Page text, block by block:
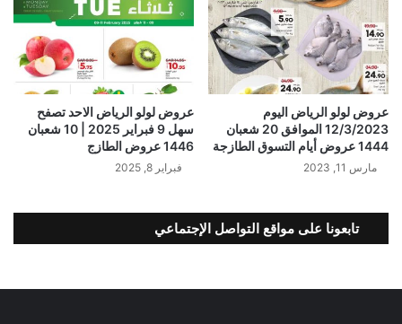
عروض لولو الرياض اليوم
12/3/2023 الموافق 20 شعبان
1444 عروض أيام التسوق الطازجة
مارس 11, 2023
عروض لولو الرياض الاحد تصفح
سهل 9 فبراير 2025 | 10 شعبان
1446 عروض الطازج
فبراير 8, 2025
تابعونا على مواقع التواصل الإجتماعي